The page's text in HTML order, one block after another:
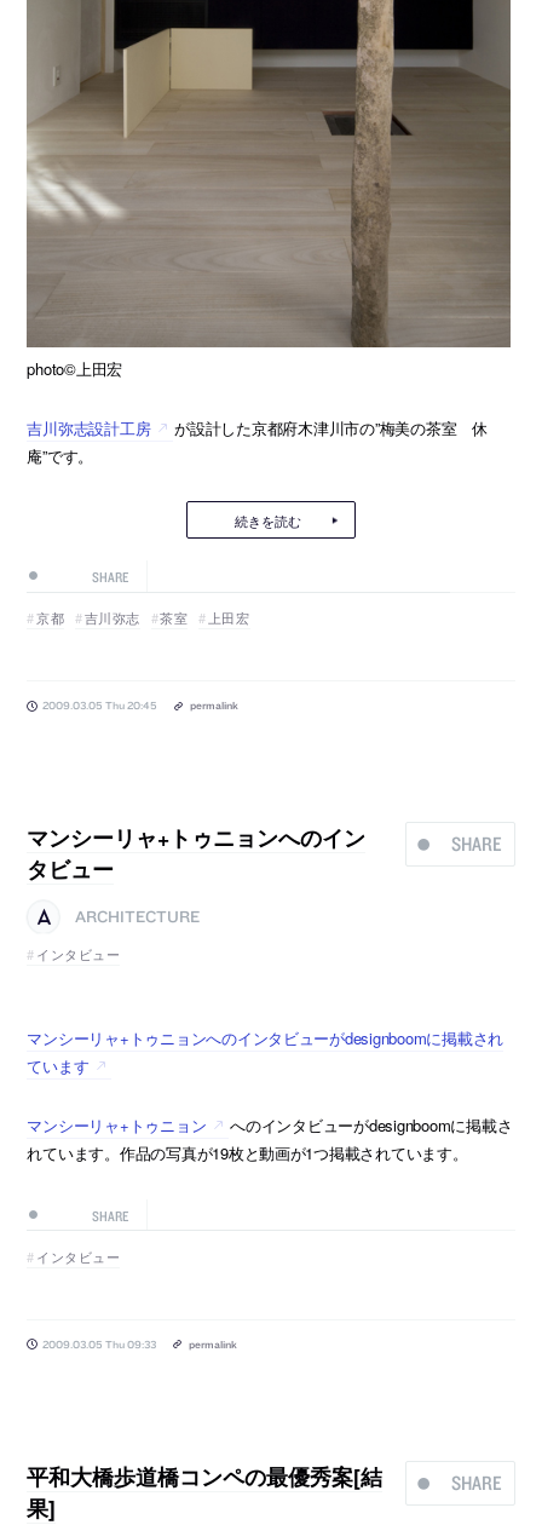
photo©上田宏
吉川弥志設計工房
が設計した京都府木津川市の”梅美の茶室 休
庵”です。
続きを読む
SHARE
京都 吉川弥志 茶室 上田宏
2009.03.05 Thu 20:45 permalink
SHARE
マンシーリャ+トゥニョンへのイン
タビュー
ARCHITECTURE
インタビュー
マンシーリャ+トゥニョンへのインタビューがdesignboomに掲載され
ています
マンシーリャ+トゥニョン
へのインタビューがdesignboomに掲載さ
れています。作品の写真が19枚と動画が1つ掲載されています。
SHARE
インタビュー
2009.03.05 Thu 09:33 permalink
SHARE
平和大橋歩道橋コンペの最優秀案[結
果]